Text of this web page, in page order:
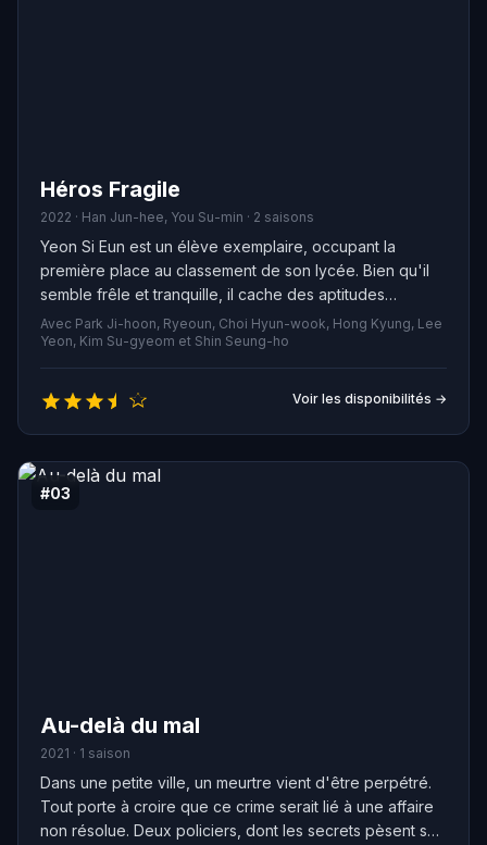
Héros Fragile
2022 · Han Jun-hee, You Su-min · 2 saisons
Yeon Si Eun est un élève exemplaire, occupant la
première place au classement de son lycée. Bien qu'il
semble frêle et tranquille, il cache des aptitudes
remarquables. Profondément opposé aux intimidations,
il met à profit son intelligence et sa force pour
combattre la violence, tant dans son établissement qu'à
l'extérieur.
Avec Park Ji-hoon, Ryeoun, Choi Hyun-wook, Hong Kyung, Lee
Yeon, Kim Su-gyeom et Shin Seung-ho
Voir les disponibilités →
#03
Au-delà du mal
2021 · 1 saison
Dans une petite ville, un meurtre vient d'être perpétré.
Tout porte à croire que ce crime serait lié à une affaire
non résolue. Deux policiers, dont les secrets pèsent sur